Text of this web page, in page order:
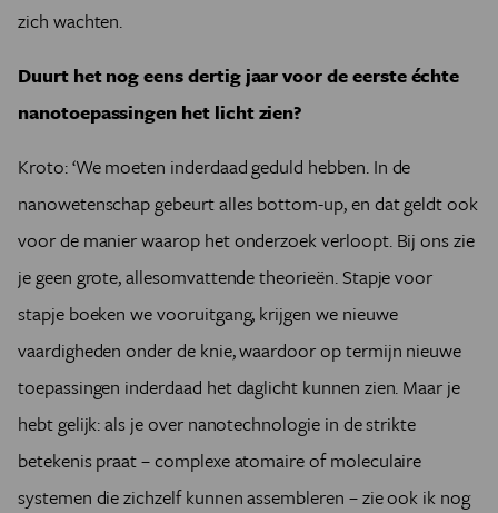
zich wachten.
Duurt het nog eens dertig jaar voor de eerste échte
nanotoepassingen het licht zien?
Kroto: ‘We moeten inderdaad geduld hebben. In de
nanowetenschap gebeurt alles bottom-up, en dat geldt ook
voor de manier waarop het onderzoek verloopt. Bij ons zie
je geen grote, allesomvattende theorieën. Stapje voor
stapje boeken we vooruitgang, krijgen we nieuwe
vaardigheden onder de knie, waardoor op termijn nieuwe
toepassingen inderdaad het daglicht kunnen zien. Maar je
hebt gelijk: als je over nanotechnologie in de strikte
betekenis praat – complexe atomaire of moleculaire
systemen die zichzelf kunnen assembleren – zie ook ik nog